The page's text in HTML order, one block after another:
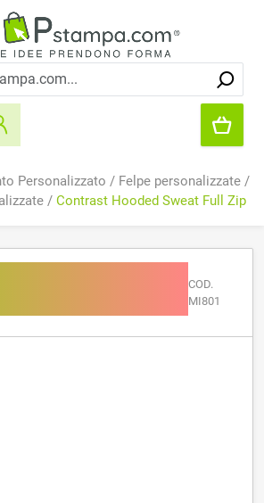
Personalizzato / Felpe personalizzate /
/ Contrast Hooded Sweat Full Zip
COD.
MI801